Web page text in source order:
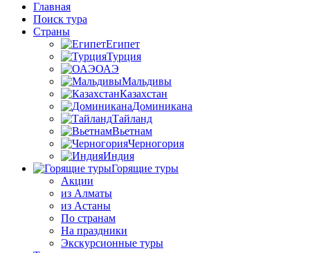
Главная
Поиск тура
Страны
Египет
Турция
ОАЭ
Мальдивы
Казахстан
Доминикана
Тайланд
Вьетнам
Черногория
Индия
Горящие туры
Акции
из Алматы
из Астаны
По странам
На праздники
Экскурсионные туры